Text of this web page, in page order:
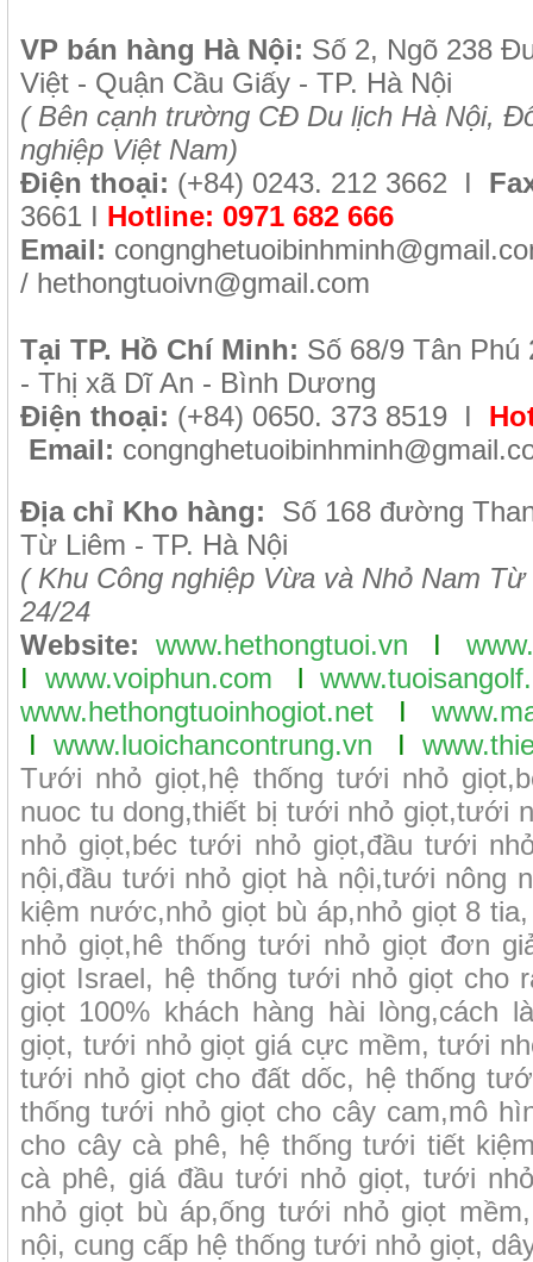
VP bán hàng Hà Nội: Số 2, Ngõ 238
Việt - Quận Cầu Giấy - TP. Hà Nội
( Bên cạnh trường CĐ Du lịch Hà Nội,
nghiệp Việt Nam)
Điện thoại: (+84) 0243. 212 3662 I
3661 I Hotline: 0971 682 666
Email:
/ hethongtuoivn@gmail.com
Tại TP. Hồ Chí Minh: Số 68/9 Tân
- Thị xã Dĩ An - Bình Dương
Điện thoại: (+84) 0650. 373 8519 I
Email:
Địa chỉ Kho hàng: Số 168 đường
Từ Liêm - TP. Hà Nội
( Khu Công nghiệp Vừa và Nhỏ Nam
24/24
Website: www.hethongtuoi.vn I
I www.voiphun.com l www.tuoisangolf.
www.hethongtuoinhogiot.net
I
I www.luoichancontrung.vn I
Tưới nhỏ giọt,hệ thống tưới nhỏ
nuoc tu dong,thiết bị tưới nhỏ giọt,tưới
nhỏ giọt,béc tưới nhỏ giọt,đầu tưới
nội,đầu tưới nhỏ giọt hà nội,tưới nông
kiệm nước,nhỏ giọt bù áp,nhỏ giọt 8
nhỏ giọt,hê thống tưới nhỏ giọt đơn
giọt Israel, hệ thống tưới nhỏ giọt cho
giọt 100% khách hàng hài lòng,cách
giọt, tưới nhỏ giọt giá cực mềm, tưới
tưới nhỏ giọt cho đất dốc, hệ thống
thống tưới nhỏ giọt cho cây cam,mô
cho cây cà phê, hệ thống tưới tiết
cà phê, giá đầu tưới nhỏ giọt, tưới
nhỏ giọt bù áp,ống tưới nhỏ giọt
nội, cung cấp hệ thống tưới nhỏ giọt,